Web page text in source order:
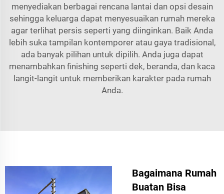
menyediakan berbagai rencana lantai dan opsi desain
sehingga keluarga dapat menyesuaikan rumah mereka
agar terlihat persis seperti yang diinginkan. Baik Anda
lebih suka tampilan kontemporer atau gaya tradisional,
ada banyak pilihan untuk dipilih. Anda juga dapat
menambahkan finishing seperti dek, beranda, dan kaca
langit-langit untuk memberikan karakter pada rumah
Anda.
Bagaimana Rumah
Buatan Bisa